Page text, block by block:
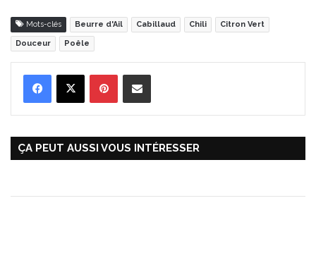
Mots-clés Beurre d'Ail Cabillaud Chili Citron Vert
Douceur Poêle
ÇA PEUT AUSSI VOUS INTÉRESSER